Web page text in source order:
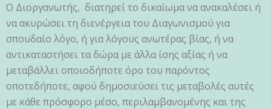
Ο Διοργανωτής, διατηρεί το δικαίωμα να ανακαλέσει ή
να ακυρώσει τη διενέργεια του Διαγωνισμού για
σπουδαίο λόγο, ή για λόγους ανωτέρας βίας, ή να
αντικαταστήσει τα δώρα με άλλα ίσης αξίας ή να
μεταβάλλει οποιοδήποτε όρο του παρόντος
οποτεδήποτε, αφού δημοσιεύσει τις μεταβολές αυτές
με κάθε πρόσφορο μέσο, περιλαμβανομένης και της